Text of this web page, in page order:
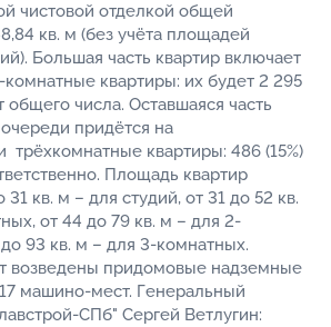
чистовой отделкой общей
кв. м (без учёта площадей
Большая часть квартир включает
комнатные квартиры: их будет 2 295
общего числа. Оставшаяся часть
придётся на
квартиры: 486 (15%)
Площадь квартир
31 кв. м – для студий, от 31 до 52 кв.
от 44 до 79 кв. м – для 2-
93 кв. м – для 3-комнатных.
возведены придомовые надземные
машино-мест. Генеральный
СПб" Сергей Ветлугин: